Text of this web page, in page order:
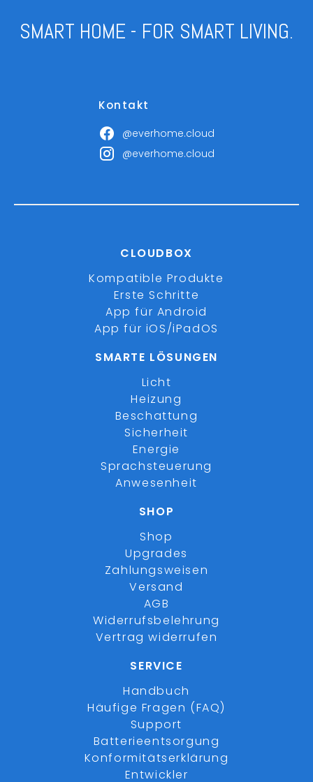
SMART HOME - FOR SMART LIVING.
Kontakt
@everhome.cloud
@everhome.cloud
CLOUDBOX
Kompatible Produkte
Erste Schritte
App für Android
App für iOS/iPadOS
SMARTE LÖSUNGEN
Licht
Heizung
Beschattung
Sicherheit
Energie
Sprachsteuerung
Anwesenheit
SHOP
Shop
Upgrades
Zahlungsweisen
Versand
AGB
Widerrufsbelehrung
Vertrag widerrufen
SERVICE
Handbuch
Häufige Fragen (FAQ)
Support
Batterieentsorgung
Konformitätserklärung
Entwickler